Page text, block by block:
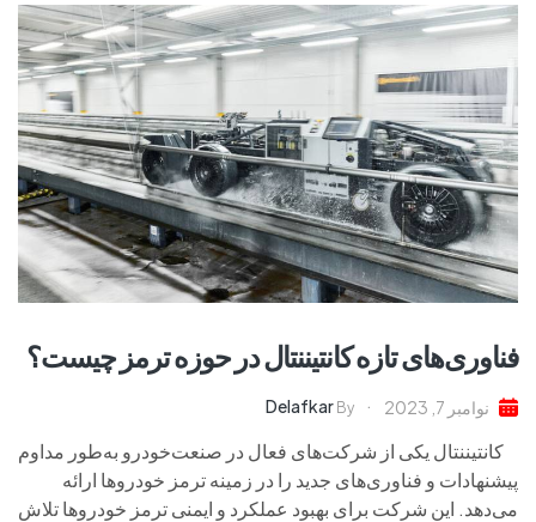
فناوری‌های تازه کانتیننتال در حوزه ترمز چیست؟
نوامبر 7, 2023 By
Delafkar
کانتیننتال یکی از شرکت‌های فعال در صنعت‌خودرو به‌طور مداوم
پیشنهادات و فناوری‌های جدید را در زمینه ترمز خودروها ارائه
می‌دهد. این شرکت برای بهبود عملکرد و ایمنی ترمز خودروها تلاش